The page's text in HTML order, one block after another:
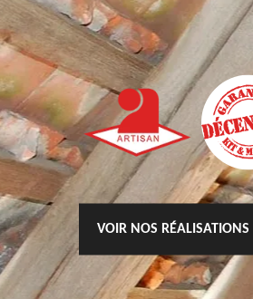
VOIR NOS RÉALISATIONS